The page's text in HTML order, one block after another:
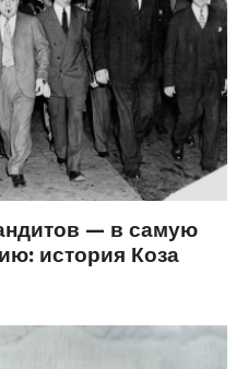
— в самую
история Коза